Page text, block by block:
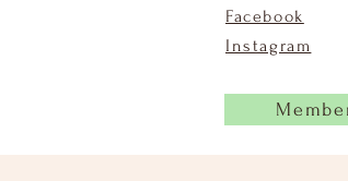
Facebook
Instagram